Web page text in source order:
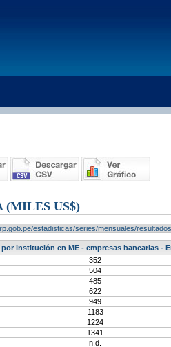
(MILES US$)
estadisticas/series/mensuales/
institución en ME - empresas bancarias -
352
504
485
622
949
1183
1224
1341
n.d.